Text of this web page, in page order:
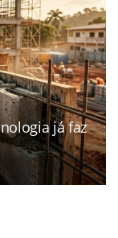
já faz